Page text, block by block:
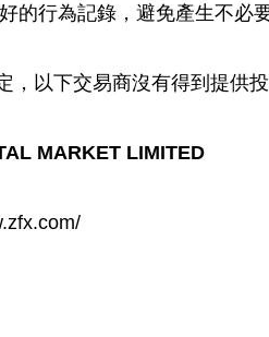
的行為記錄，避免產生不必
，以下交易商沒有得到提供
MARKET LIMITED